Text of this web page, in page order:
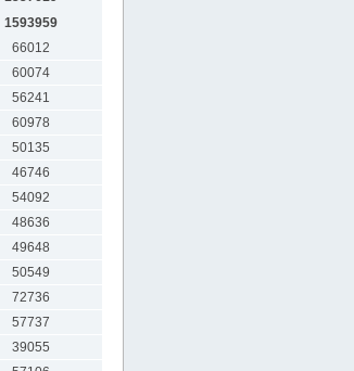
1593959
66012
60074
56241
60978
50135
46746
54092
48636
49648
50549
72736
57737
39055